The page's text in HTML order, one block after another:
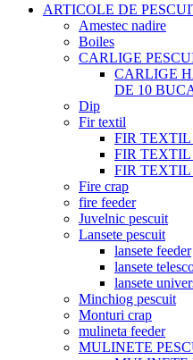
ARTICOLE DE
Amestec nadire
Boiles
CARLIGE
CARLIGE
DE 10
Dip
Fir textil
FIR TEXTIL
FIR TEXTIL
FIR TEXTIL
Fire crap
fire feeder
Juvelnic pescuit
Lansete pescuit
lansete feeder
lansete
lansete
Minchiog pescuit
Monturi crap
mulineta feeder
MULINETE